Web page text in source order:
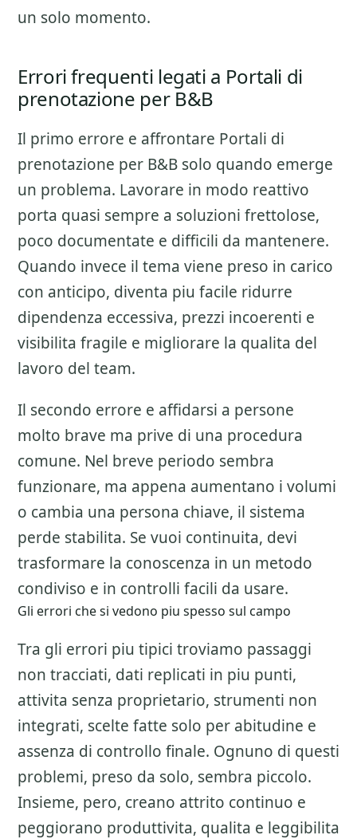
un solo momento.
Errori frequenti legati a Portali di
prenotazione per B&B
Il primo errore e affrontare Portali di
prenotazione per B&B solo quando emerge
un problema. Lavorare in modo reattivo
porta quasi sempre a soluzioni frettolose,
poco documentate e difficili da mantenere.
Quando invece il tema viene preso in carico
con anticipo, diventa piu facile ridurre
dipendenza eccessiva, prezzi incoerenti e
visibilita fragile e migliorare la qualita del
lavoro del team.
Il secondo errore e affidarsi a persone
molto brave ma prive di una procedura
comune. Nel breve periodo sembra
funzionare, ma appena aumentano i volumi
o cambia una persona chiave, il sistema
perde stabilita. Se vuoi continuita, devi
trasformare la conoscenza in un metodo
condiviso e in controlli facili da usare.
Gli errori che si vedono piu spesso sul campo
Tra gli errori piu tipici troviamo passaggi
non tracciati, dati replicati in piu punti,
attivita senza proprietario, strumenti non
integrati, scelte fatte solo per abitudine e
assenza di controllo finale. Ognuno di questi
problemi, preso da solo, sembra piccolo.
Insieme, pero, creano attrito continuo e
peggiorano produttivita, qualita e leggibilita